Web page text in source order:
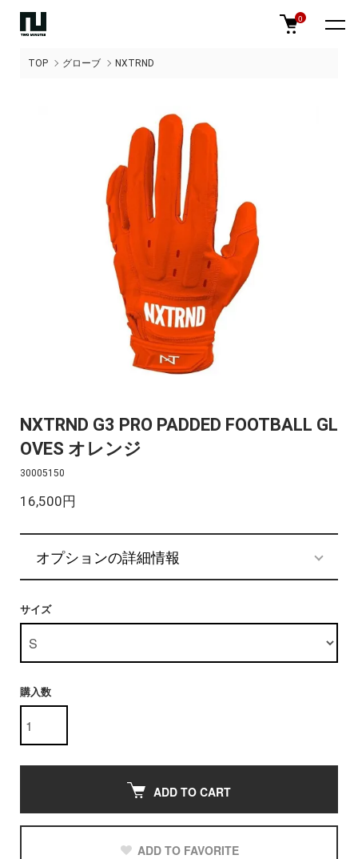
0
TOP グローブ NXTRND
NXTRND G3 PRO PADDED FOOTBALL GL
OVES オレンジ
30005150
16,500円
オプションの詳細情報
サイズ
購入数
ADD TO CART
ADD TO FAVORITE